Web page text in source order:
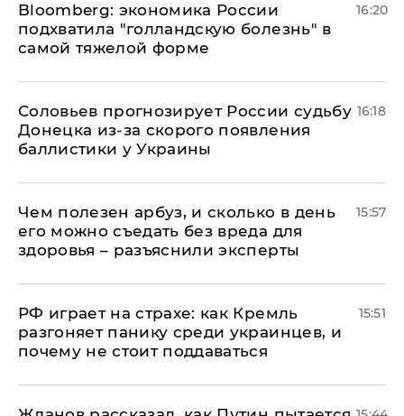
Bloomberg: экономика России
подхватила "голландскую болезнь" в
самой тяжелой форме
16:20
Соловьев прогнозирует России судьбу
Донецка из-за скорого появления
баллистики у Украины
16:18
Чем полезен арбуз, и сколько в день
его можно съедать без вреда для
здоровья – разъяснили эксперты
15:57
РФ играет на страхе: как Кремль
разгоняет панику среди украинцев, и
почему не стоит поддаваться
15:51